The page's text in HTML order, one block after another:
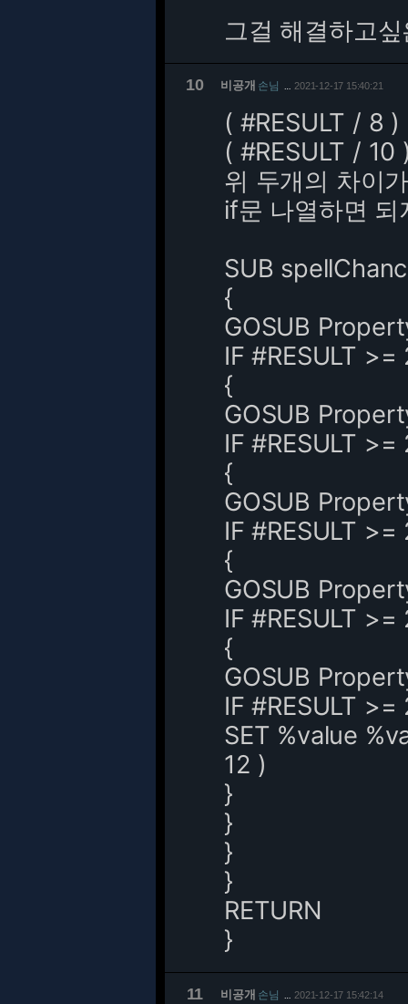
그걸 해결하고
10 비공개 손님 2021-12-17 15:40:21
( #RESULT / 8
( #RESULT /
위 두개의 차이
if문 나열하면 되
SUB
{
GOSUB
IF #RESULT >=
{
GOSUB
IF #RESULT >=
{
GOSUB
IF #RESULT >=
{
GOSUB
IF #RESULT >=
{
GOSUB
IF #RESULT >=
SET %value
12 )
}
}
}
}
RETURN
}
11 비공개 손님 2021-12-17 15:42:14